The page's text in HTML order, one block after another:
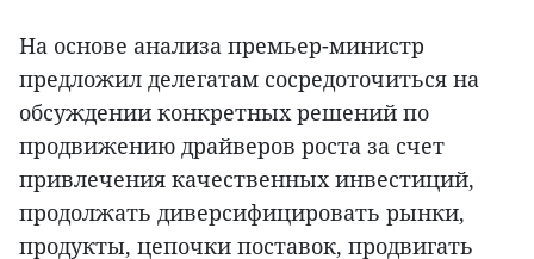
На основе анализа премьер-министр
предложил делегатам сосредоточиться на
обсуждении конкретных решений по
продвижению драйверов роста за счет
привлечения качественных инвестиций,
продолжать диверсифицировать рынки,
продукты, цепочки поставок, продвигать